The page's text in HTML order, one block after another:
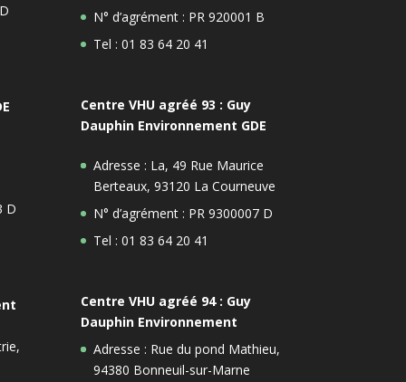
D
N° d’agrément : PR 920001 B
Tel : 01 83 64 20 41
Centre VHU agréé 93 : Guy
Dauphin Environnement GDE
Adresse : La, 49 Rue Maurice
Berteaux, 93120 La Courneuve
N° d’agrément : PR 9300007 D
Tel : 01 83 64 20 41
Centre VHU agréé 94 : Guy
Dauphin Environnement
Adresse : Rue du pond Mathieu,
94380 Bonneuil-sur-Marne